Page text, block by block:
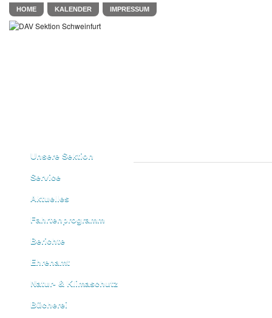
HOME KALENDER IMPRESSUM
Unsere Sektion
Service
Aktuelles
Fahrtenprogramm
Berichte
Ehrenamt
Natur- & Klimaschutz
Bücherei